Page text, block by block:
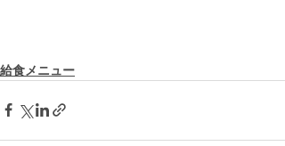
給食メニュー